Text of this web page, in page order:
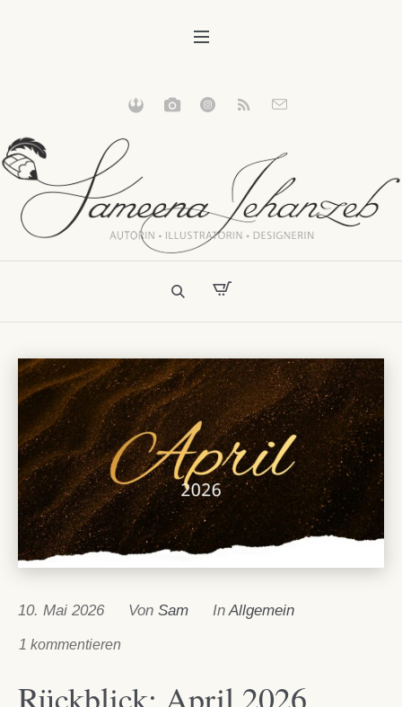
10. Mai 2026 Von Sam In Allgemein
1 kommentieren
Rückblick: April 2026